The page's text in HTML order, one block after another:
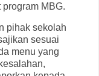
MBG.
pihak sekolah
sesuai
menu yang